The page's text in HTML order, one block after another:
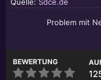
Problem mit
BEWERTUNG